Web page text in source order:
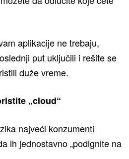
aplikacije ne trebaju,
put uključili i rešite se
duže vreme.
„cloud“
najveći konzumenti
ih jednostavno „podignite na